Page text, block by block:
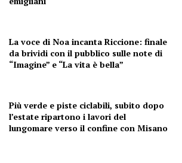
La voce di Noa incanta Riccione: finale
da brividi con il pubblico sulle note di
“Imagine” e “La vita è bella”
Più verde e piste ciclabili, subito dopo
l’estate ripartono i lavori del
lungomare verso il confine con Misano